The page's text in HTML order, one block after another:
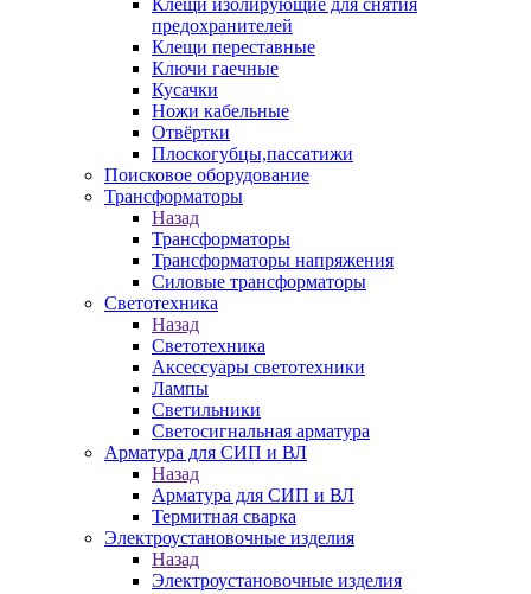
Клещи изолирующие для снятия
предохранителей
Клещи переставные
Ключи гаечные
Кусачки
Ножи кабельные
Отвёртки
Плоскогубцы,пассатижи
Поисковое оборудование
Трансформаторы
Назад
Трансформаторы
Трансформаторы напряжения
Силовые трансформаторы
Светотехника
Назад
Светотехника
Аксессуары светотехники
Лампы
Светильники
Светосигнальная арматура
Арматура для СИП и ВЛ
Назад
Арматура для СИП и ВЛ
Термитная сварка
Электроустановочные изделия
Назад
Электроустановочные изделия